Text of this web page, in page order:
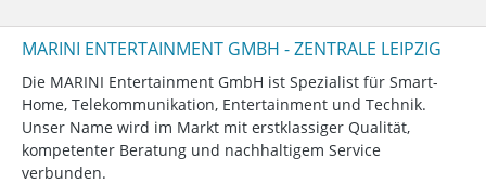
MARINI ENTERTAINMENT GMBH - ZENTRALE LEIPZIG
Die MARINI Entertainment GmbH ist Spezialist für Smart-
Home, Telekommunikation, Entertainment und Technik.
Unser Name wird im Markt mit erstklassiger Qualität,
kompetenter Beratung und nachhaltigem Service
verbunden.